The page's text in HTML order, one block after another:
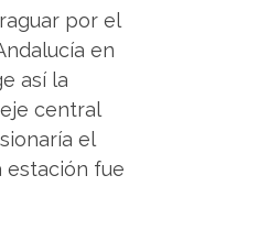
por el
en
así la
central
el
estación fue